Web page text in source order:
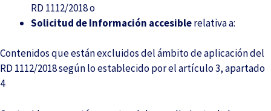
RD 1112/2018 o
Solicitud de Información accesiblerelativa a:
Contenidos que están excluidos del ámbito de aplicación del
RD 1112/2018 según lo establecido por el artículo 3, apartado
4